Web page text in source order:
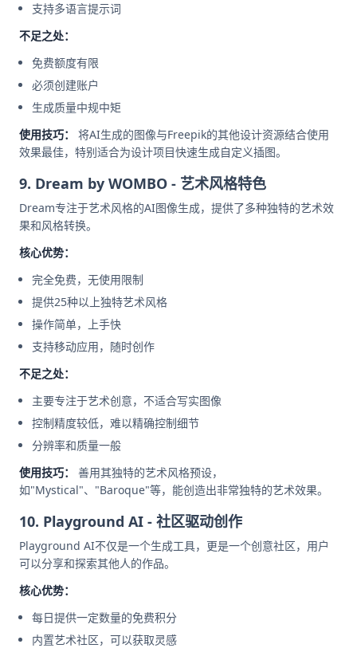
支持多语言提示词
不足之处：
免费额度有限
必须创建账户
生成质量中规中矩
使用技巧：
将AI生成的图像与Freepik的其他设计资源结合使用
效果最佳，特别适合为设计项目快速生成自定义插图。
9. Dream by WOMBO - 艺术风格特色
Dream专注于艺术风格的AI图像生成，提供了多种独特的艺术效
果和风格转换。
核心优势：
完全免费，无使用限制
提供25种以上独特艺术风格
操作简单，上手快
支持移动应用，随时创作
不足之处：
主要专注于艺术创意，不适合写实图像
控制精度较低，难以精确控制细节
分辨率和质量一般
使用技巧：
善用其独特的艺术风格预设，
如"Mystical"、"Baroque"等，能创造出非常独特的艺术效果。
10. Playground AI - 社区驱动创作
Playground AI不仅是一个生成工具，更是一个创意社区，用户
可以分享和探索其他人的作品。
核心优势：
每日提供一定数量的免费积分
内置艺术社区，可以获取灵感